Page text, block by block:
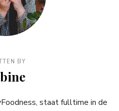
BY
staat fulltime in de